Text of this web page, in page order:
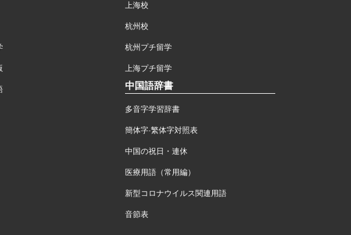
上海校
杭州校
杭州プチ留学
上海プチ留学
中国語辞書
多音字学習辞書
簡体字·繁体字対照表
中国の祝日・連休
医療用語（常用編）
新型コロナウイルス関連用語
音節表